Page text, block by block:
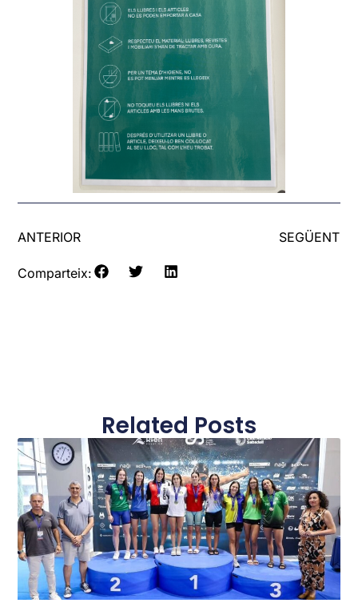
ANTERIOR SEGÜENT
Comparteix:
Related Posts